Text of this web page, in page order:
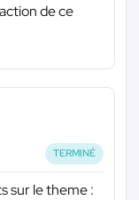
de ce
TERMINÉ
sur le theme :